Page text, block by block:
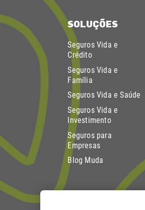
SOLUÇÕES
Seguros Vida e
Crédito
Seguros Vida e
Família
Seguros Vida e Saúde
Seguros Vida e
Investimento
Seguros para
Empresas
Blog Muda